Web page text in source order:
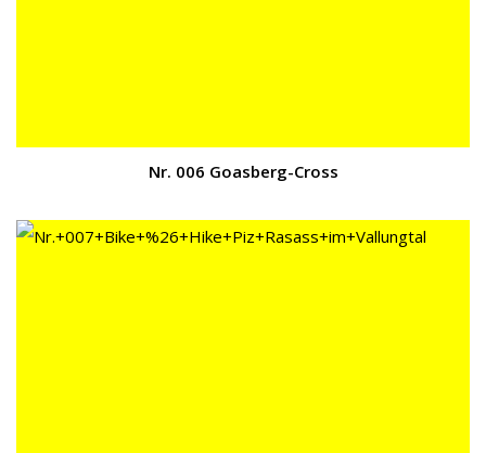
Nr. 006 Goasberg-Cross